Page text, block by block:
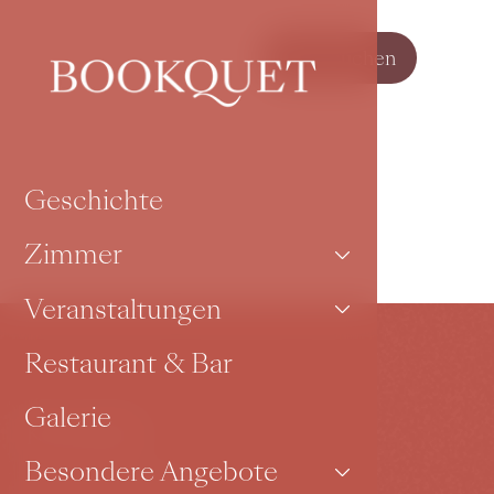
Jetzt buchen
Geschichte
Zimmer
Veranstaltungen
Restaurant & Bar
Galerie
Besondere Angebote
Kontakt